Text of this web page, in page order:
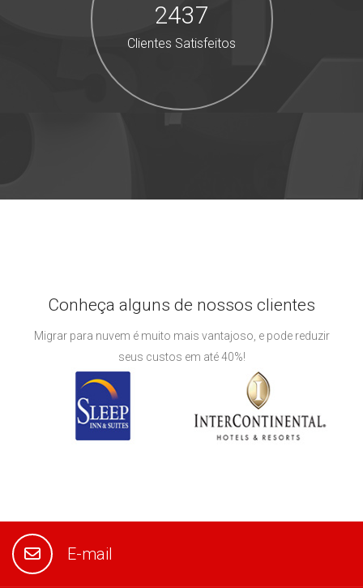
2437
Clientes Satisfeitos
Conheça alguns de nossos clientes
Migrar para nuvem é muito mais vantajoso, e pode reduzir
seus custos em até 40%!
E-mail